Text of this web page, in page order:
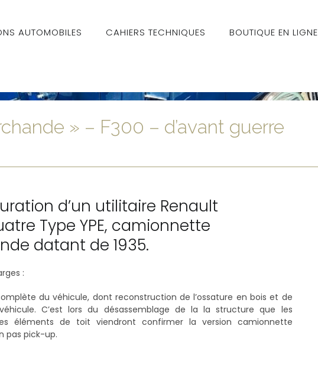
AUTOMOBILES CAHIERS TECHNIQUES BOUTIQUE EN LIGNE
» – F300 – d’avant guerre
d’un utilitaire Renault
Type YPE, camionnette
datant de 1935.
:
du véhicule, dont reconstruction de l’ossature en bois et de
C’est lors du désassemblage de la la structure que les
éléments de toit viendront confirmer la version camionnette
pas pick-up.